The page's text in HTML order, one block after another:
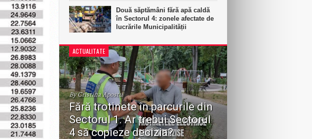
Două săptămâni fără apă caldă
în Sectorul 4: zonele afectate de
lucrările Municipalității
ACTUALITATE
By Cristina Apostu
Fără trotinete în parcurile din
Sectorul 1. Ar trebui Sectorul
4 să copieze decizia?